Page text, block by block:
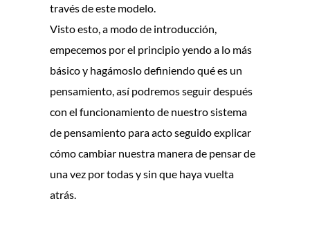
través de este modelo.
Visto esto, a modo de introducción,
empecemos por el principio yendo a lo más
básico y hagámoslo definiendo qué es un
pensamiento, así podremos seguir después
con el funcionamiento de nuestro sistema
de pensamiento para acto seguido explicar
cómo cambiar nuestra manera de pensar de
una vez por todas y sin que haya vuelta
atrás.